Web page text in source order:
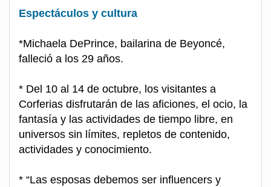
Espectáculos y cultura
*Michaela DePrince, bailarina de Beyoncé,
falleció a los 29 años.
* Del 10 al 14 de octubre, los visitantes a
Corferias disfrutarán de las aficiones, el ocio, la
fantasía y las actividades de tiempo libre, en
universos sin límites, repletos de contenido,
actividades y conocimiento.
* “Las esposas debemos ser influencers y